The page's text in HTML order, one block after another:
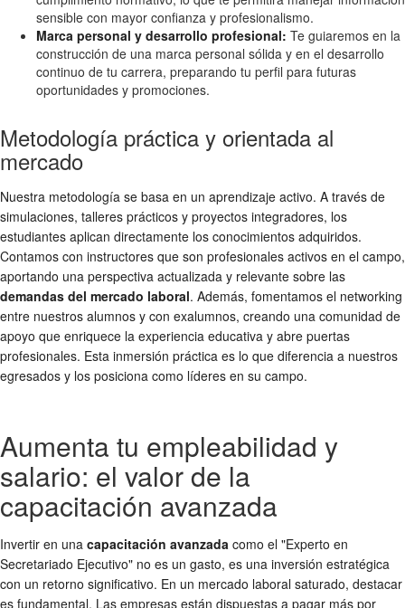
sensible con mayor confianza y profesionalismo.
Marca personal y desarrollo profesional: Te guiaremos en la
construcción de una marca personal sólida y en el desarrollo
continuo de tu carrera, preparando tu perfil para futuras
oportunidades y promociones.
Metodología práctica y orientada al
mercado
Nuestra metodología se basa en un aprendizaje activo. A través de
simulaciones, talleres prácticos y proyectos integradores, los
estudiantes aplican directamente los conocimientos adquiridos.
Contamos con instructores que son profesionales activos en el campo,
aportando una perspectiva actualizada y relevante sobre las
demandas del mercado laboral. Además, fomentamos el networking
entre nuestros alumnos y con exalumnos, creando una comunidad de
apoyo que enriquece la experiencia educativa y abre puertas
profesionales. Esta inmersión práctica es lo que diferencia a nuestros
egresados y los posiciona como líderes en su campo.
Aumenta tu empleabilidad y
salario: el valor de la
capacitación avanzada
Invertir en una capacitación avanzada como el "Experto en
Secretariado Ejecutivo" no es un gasto, es una inversión estratégica
con un retorno significativo. En un mercado laboral saturado, destacar
es fundamental. Las empresas están dispuestas a pagar más por